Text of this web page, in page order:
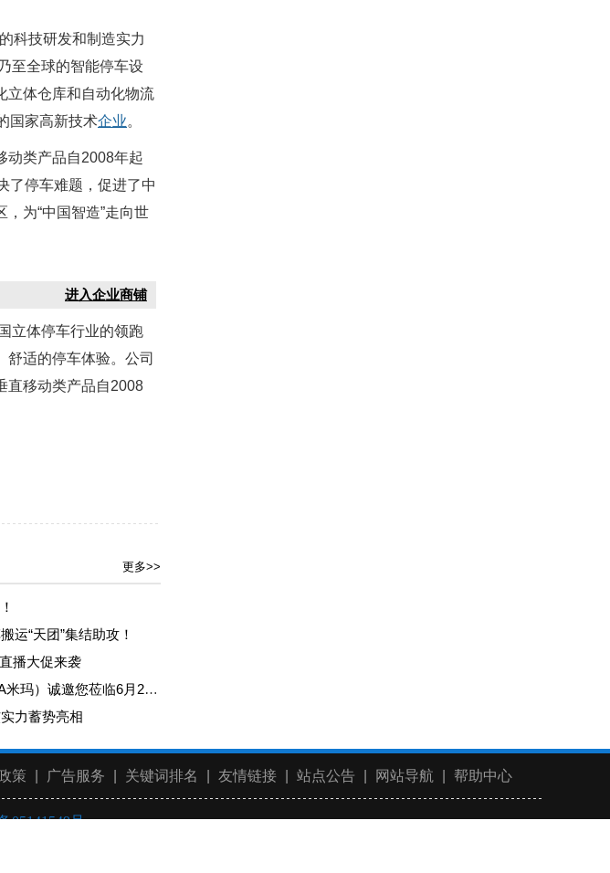
科技研发和制造实力
至全球的智能停车设
立体仓库和自动化物流
国家高新技术企业。
动类产品自2008年起
了停车难题，促进了中
为“中国智造”走向世
进入企业商铺
立体停车行业的领跑
适的停车体验。公司
直移动类产品自2008
更多>>
运“天团”集结助攻！
播大促来袭
展会邀约 I 合肥搬易通（MiMA米玛）诚邀您莅临6月24-26日亚洲物流双年展，共探智慧仓储新未来！
力蓄势亮相
策 广告服务 关键词排名 友情链接 站点公告 网站导航 帮助中心
05141549号